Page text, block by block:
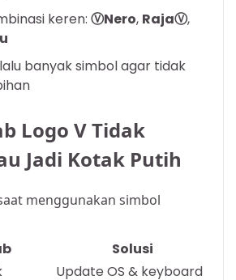
keren: ⓋNero, RajaⓋ,
banyak simbol agar tidak
Logo V Tidak
Jadi Kotak Putih
menggunakan simbol
Solusi
Update OS & keyboard